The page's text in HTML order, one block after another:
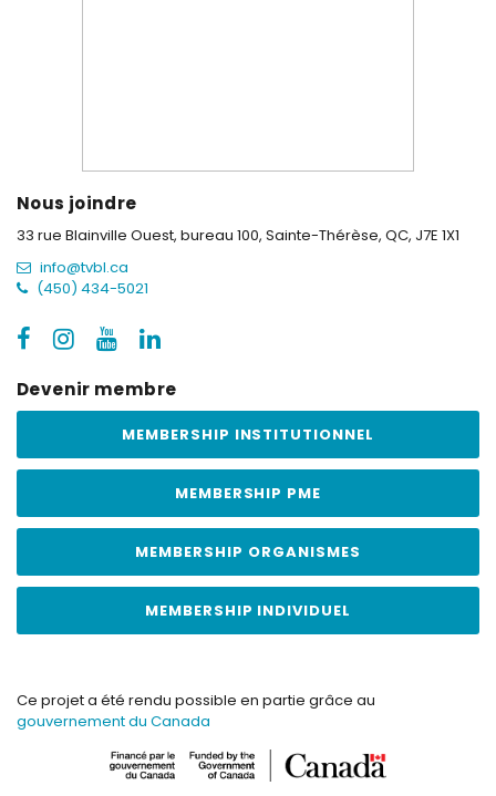
Nous joindre
33 rue Blainville Ouest, bureau 100, Sainte-Thérèse, QC, J7E 1X1
info@tvbl.ca
(450) 434-5021
Devenir membre
MEMBERSHIP INSTITUTIONNEL
MEMBERSHIP PME
MEMBERSHIP ORGANISMES
MEMBERSHIP INDIVIDUEL
Ce projet a été rendu possible en partie grâce au
gouvernement du Canada